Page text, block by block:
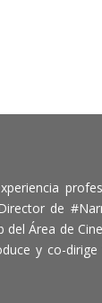
de
del Área de
y co-dirige